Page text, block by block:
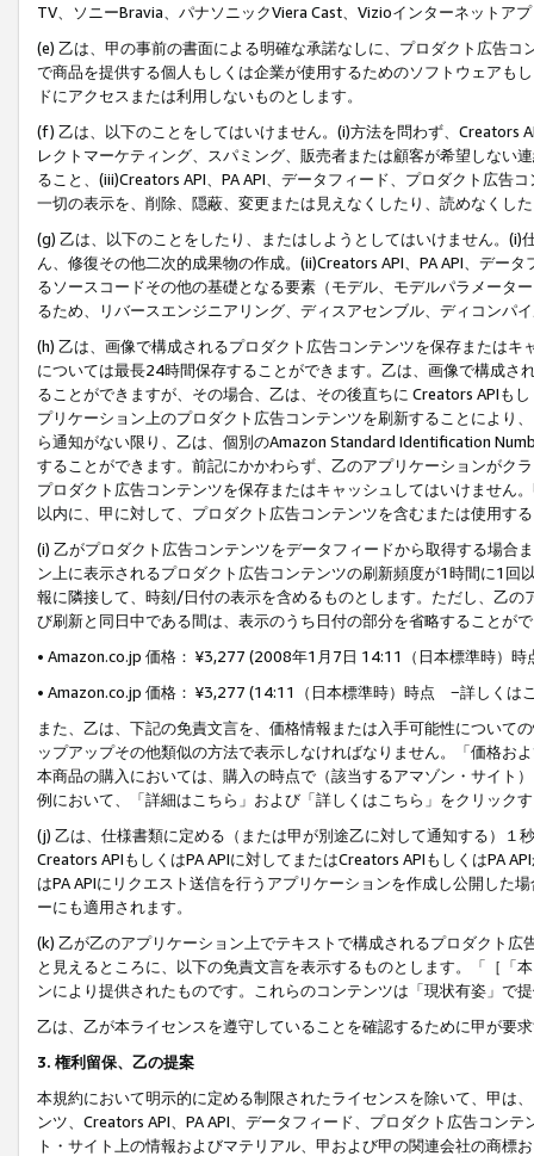
TV、ソニーBravia、パナソニックViera Cast、Vizioインターネットア
(e) 乙は、甲の事前の書面による明確な承諾なしに、プロダクト広告
で商品を提供する個人もしくは企業が使用するためのソフトウェアも
ドにアクセスまたは利用しないものとします。
(f) 乙は、以下のことをしてはいけません。(i)方法を問わず、Creators
レクトマーケティング、スパミング、販売者または顧客が希望しない
ること、(iii)Creators API、PA API、データフィード、プロダクト広告
一切の表示を、削除、隠蔽、変更または見えなくしたり、読めなくし
(g) 乙は、以下のことをしたり、またはしようとしてはいけません。
ん、修復その他二次的成果物の作成。(ii)Creators API、PA API、デー
るソースコードその他の基礎となる要素（モデル、モデルパラメータ
るため、リバースエンジニアリング、ディスアセンブル、ディコンパ
(h) 乙は、画像で構成されるプロダクト広告コンテンツを保存または
については最長24時間保存することができます。乙は、画像で構成
ることができますが、その場合、乙は、その後直ちに Creators APIも
プリケーション上のプロダクト広告コンテンツを刷新することにより
ら通知がない限り、乙は、個別のAmazon Standard Identification
することができます。前記にかかわらず、乙のアプリケーションがク
プロダクト広告コンテンツを保存またはキャッシュしてはいけません
以内に、甲に対して、プロダクト広告コンテンツを含むまたは使用す
(i) 乙がプロダクト広告コンテンツをデータフィードから取得する場合
ン上に表示されるプロダクト広告コンテンツの刷新頻度が1時間に1
報に隣接して、時刻/日付の表示を含めるものとします。ただし、乙
び刷新と同日中である間は、表示のうち日付の部分を省略することが
• Amazon.co.jp 価格： ¥3,277 (2008年1月7日 14:11（日本標準時）
• Amazon.co.jp 価格： ¥3,277 (14:11（日本標準時）時点 −詳しくは
また、乙は、下記の免責文言を、価格情報または入手可能性について
ップアップその他類似の方法で表示しなければなりません。「価格
本商品の購入においては、購入の時点で（該当するアマゾン・サイト
例において、「詳細はこちら」および「詳しくはこちら」をクリック
(j) 乙は、仕様書類に定める（または甲が別途乙に対して通知する）
Creators APIもしくはPA APIに対してまたはCreators APIもしくはPA
はPA APIにリクエスト送信を行うアプリケーションを作成し公開した
ーにも適用されます。
(k) 乙が乙のアプリケーション上でテキストで構成されるプロダクト
と見えるところに、以下の免責文言を表示するものとします。「［「
ンにより提供されたものです。これらのコンテンツは「現状有姿」で
乙は、乙が本ライセンスを遵守していることを確認するために甲が要
3. 権利留保、乙の提案
本規約において明示的に定める制限されたライセンスを除いて、甲は
ンツ、Creators API、PA API、データフィード、プロダクト広告コン
ト・サイト上の情報およびマテリアル、甲および甲の関連会社の商